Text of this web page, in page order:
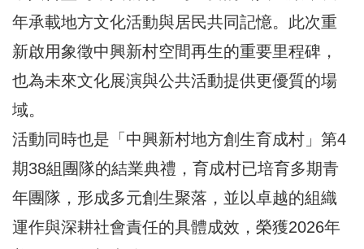
年承載地方文化活動與居民共同記憶。此次重
新啟用象徵中興新村空間再生的重要里程碑，
也為未來文化展演與公共活動提供更優質的場
域。
活動同時也是「中興新村地方創生育成村」第4
期38組團隊的結業典禮，育成村已培育多期青
年團隊，形成多元創生聚落，並以卓越的組織
運作與深耕社會責任的具體成效，榮獲2026年